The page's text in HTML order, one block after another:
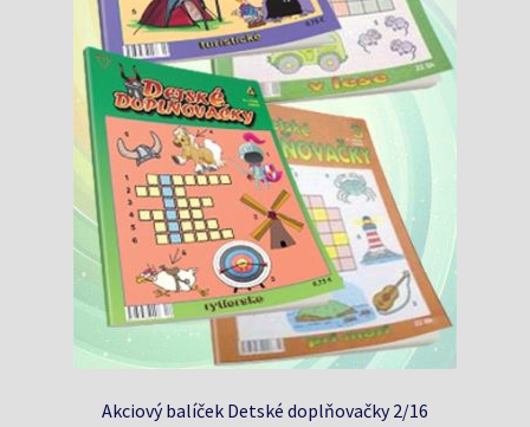
Akciový balíček Detské doplňovačky 2/16